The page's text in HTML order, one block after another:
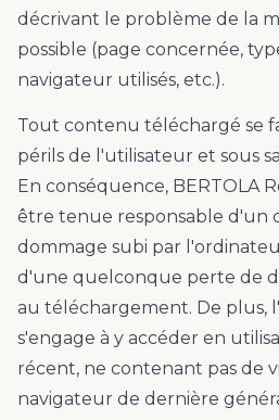
décrivant le problème de la
possible (page concernée,
navigateur utilisés, etc.).
Tout contenu téléchargé se
périls de l'utilisateur et sous
En conséquence, BERTOLA
être tenue responsable d'un
dommage subi par
d'une quelconque perte de
au téléchargement. De plus,
s'engage à y accéder en
récent, ne contenant pas de
navigateur de dernière